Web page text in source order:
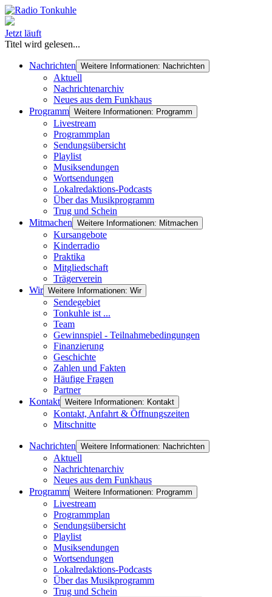
Jetzt läuft
Titel wird gelesen...
Nachrichten Weitere Informationen: Nachrichten
Aktuell
Nachrichtenarchiv
Neues aus dem Funkhaus
Programm Weitere Informationen: Programm
Livestream
Programmplan
Sendungsübersicht
Playlist
Musiksendungen
Wortsendungen
Lokalredaktions-Podcasts
Über das Musikprogramm
Trug und Schein
Mitmachen Weitere Informationen: Mitmachen
Kursangebote
Kinderradio
Praktika
Mitgliedschaft
Trägerverein
Wir Weitere Informationen: Wir
Sendegebiet
Tonkuhle ist ...
Team
Gewinnspiel - Teilnahmebedingungen
Finanzierung
Geschichte
Zahlen und Fakten
Häufige Fragen
Partner
Kontakt Weitere Informationen: Kontakt
Kontakt, Anfahrt & Öffnungszeiten
Mitschnitte
Nachrichten Weitere Informationen: Nachrichten
Aktuell
Nachrichtenarchiv
Neues aus dem Funkhaus
Programm Weitere Informationen: Programm
Livestream
Programmplan
Sendungsübersicht
Playlist
Musiksendungen
Wortsendungen
Lokalredaktions-Podcasts
Über das Musikprogramm
Trug und Schein